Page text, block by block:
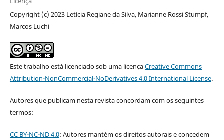
Copyright (c) 2023 Letícia Regiane da Silva, Marianne Rossi Stumpf,
Marcos Luchi
Este trabalho está licenciado sob uma licençaCreative Commons
Attribution-NonCommercial-NoDerivatives 4.0 International License.
Autores que publicam nesta revista concordam com os seguintes
termos:
CC BY-NC-ND 4.0: Autores mantém os direitos autorais e concedem